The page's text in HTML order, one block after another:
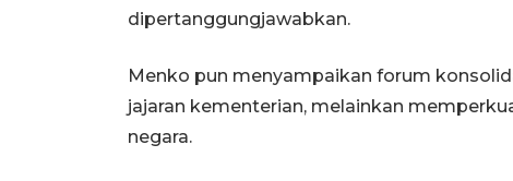
dipertanggungjawabkan.
Menko pun menyampaikan forum
jajaran kementerian, melainkan
negara.